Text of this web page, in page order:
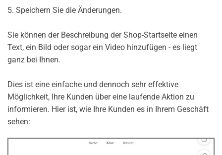
5. Speichern Sie die Änderungen.
Sie können der Beschreibung der Shop-Startseite einen
Text, ein Bild oder sogar ein Video hinzufügen - es liegt
ganz bei Ihnen.
Dies ist eine einfache und dennoch sehr effektive
Möglichkeit, Ihre Kunden über eine laufende Aktion zu
informieren. Hier ist, wie Ihre Kunden es in Ihrem Geschäft
sehen: